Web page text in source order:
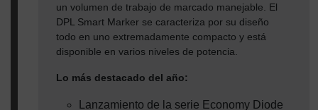
un volumen de trabajo de marcado manejable. El
DPL Smart Marker se caracteriza por su diseño
todo en uno extremadamente compacto y está
disponible en varios niveles de potencia.
Lo más destacado del año:
Lanzamiento de la serie Economy Diode